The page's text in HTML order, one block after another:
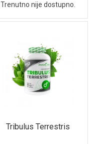
Trenutno nije dostupno.
Tribulus Terrestris